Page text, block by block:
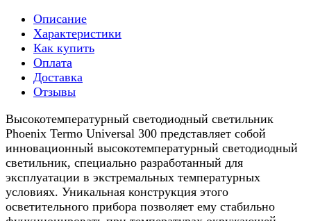
Описание
Характеристики
Как купить
Оплата
Доставка
Отзывы
Высокотемпературный светодиодный светильник
Phoenix Termo Universal 300 представляет собой
инновационный высокотемпературный светодиодный
светильник, специально разработанный для
эксплуатации в экстремальных температурных
условиях. Уникальная конструкция этого
осветительного прибора позволяет ему стабильно